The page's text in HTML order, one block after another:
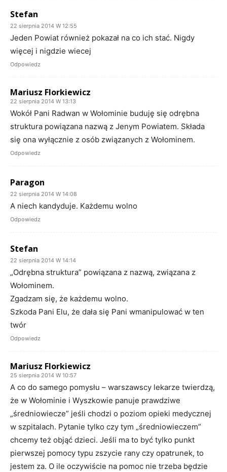
Stefan
22 sierpnia 2014 W 12:55
Jeden Powiat również pokazał na co ich stać. Nigdy
więcej i nigdzie wiecej
Odpowiedz
Mariusz Florkiewicz
22 sierpnia 2014 W 13:13
Wokół Pani Radwan w Wołominie buduję się odrębna
struktura powiązana nazwą z Jenym Powiatem. Składa
się ona wyłącznie z osób związanych z Wołominem.
Odpowiedz
Paragon
22 sierpnia 2014 W 14:08
A niech kandyduje. Każdemu wolno
Odpowiedz
Stefan
22 sierpnia 2014 W 14:14
„Odrębna struktura” powiązana z nazwą, związana z
Wołominem.
Zgadzam się, że każdemu wolno.
Szkoda Pani Elu, że dała się Pani wmanipulować w ten
twór
Odpowiedz
Mariusz Florkiewicz
25 sierpnia 2014 W 10:57
A co do samego pomysłu – warszawscy lekarze twierdzą,
że w Wołominie i Wyszkowie panuje prawdziwe
„średniowiecze” jeśli chodzi o poziom opieki medycznej
w szpitalach. Pytanie tylko czy tym „średniowieczem”
chcemy też objąć dzieci. Jeśli ma to być tylko punkt
pierwszej pomocy typu zszycie rany czy opatrunek, to
jestem za. O ile oczywiście na pomoc nie trzeba będzie